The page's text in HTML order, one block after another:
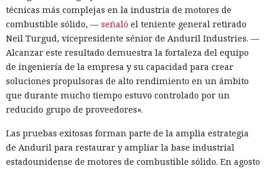
técnicas más complejas en la industria de motores de
combustible sólido, —señaló el teniente general retirado
Neil Turgud, vicepresidente sénior de Anduril Industries. —
Alcanzar este resultado demuestra la fortaleza del equipo
de ingeniería de la empresa y su capacidad para crear
soluciones propulsoras de alto rendimiento en un ámbito
que durante mucho tiempo estuvo controlado por un
reducido grupo de proveedores».
Las pruebas exitosas forman parte de la amplia estrategia
de Anduril para restaurar y ampliar la base industrial
estadounidense de motores de combustible sólido. En agosto